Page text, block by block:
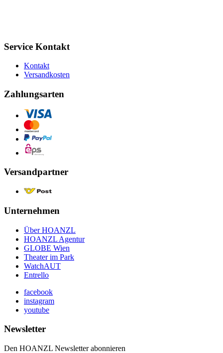
Service Kontakt
Kontakt
Versandkosten
Zahlungsarten
Versandpartner
Unternehmen
Über HOANZL
HOANZL Agentur
GLOBE Wien
Theater im Park
WatchAUT
Entrello
facebook
instagram
youtube
Newsletter
Den HOANZL Newsletter abonnieren